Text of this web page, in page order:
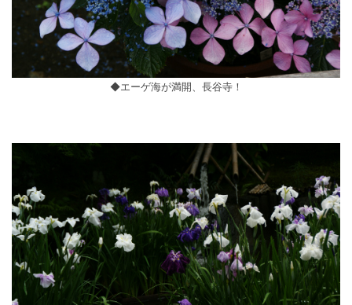
◆エーゲ海が満開、長谷寺！